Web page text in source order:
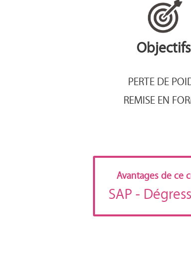
Objectifs
PERTE DE
REMISE EN
Avantages de ce
SAP-